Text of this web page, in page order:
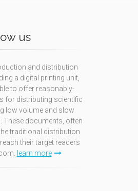
us
and distribution
a digital printing unit,
to offer reasonably-
for distributing scientific
low volume and slow
These documents, often
traditional distribution
their target readers
learn more